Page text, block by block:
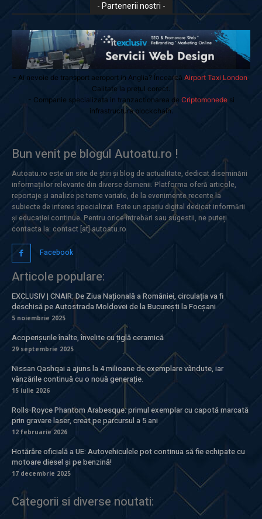
- Partenerii nostri -
- Ai nevoie de transport aeroport in Anglia? Încearcă Airport Taxi London
Calitate la prețul corect.
- Companie specializata in tranzactionarea de Criptomonedesi
infrastructura blockchain.
Bun venit pe blogul Autoatu.ro !
Autoatu.ro este un site de știri și blog de actualitate, dedicat diseminării
informațiilor relevante din diverse domenii. Platforma oferă articole,
reportaje și analize pe teme variate, de la evenimente recente la
subiecte de interes specializat. Este un spațiu digital dedicat informării
și educației continue. Pentru orice întrebări sau sugestii, ne puteți
contacta la: contact [at] autoatu.ro
Facebook
Articole populare:
EXCLUSIV | CNAIR: De Ziua Națională a României, circulația va fi
deschisă pe Autostrada Moldovei de la București la Focșani
5 noiembrie 2025
Acoperișurile înalte, învelite cu țiglă ceramică
29 septembrie 2025
Nissan Qashqai a ajuns la 4 milioane de exemplare vândute, iar
vânzările continuă cu o nouă generație.
15 iulie 2026
Rolls-Royce Phantom Arabesque: primul exemplar cu capotă marcată
prin gravare laser, creat pe parcursul a 5 ani
12 februarie 2026
Hotărâre oficială a UE: Autovehiculele pot continua să fie echipate cu
motoare diesel și pe benzină!
17 decembrie 2025
Categorii si diverse noutati: